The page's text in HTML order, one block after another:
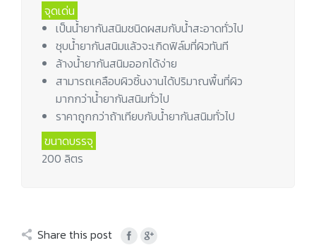
จุดเด่น
เป็นน้ำยากันสนิมชนิดผสมกับน้ำสะอาดทั่วไป
ชุบน้ำยากันสนิมแล้วจะเกิดฟิล์มที่ผิวทันที
ล้างน้ำยากันสนิมออกได้ง่าย
สามารถเคลือบผิวชิ้นงานได้ปริมาณพื้นที่ผิว
มากกว่าน้ำยากันสนิมทั่วไป
ราคาถูกกว่าถ้าเทียบกับน้ำยากันสนิมทั่วไป
ขนาดบรรจุ
200 ลิตร
Share this post